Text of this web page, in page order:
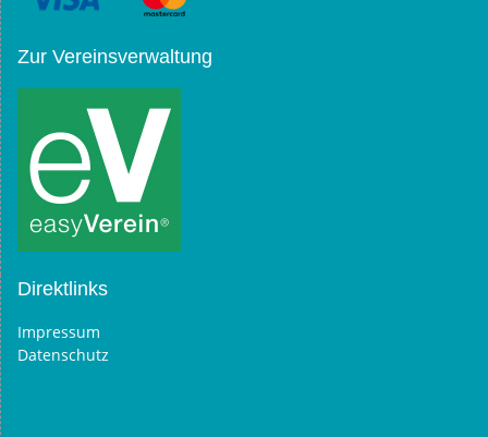
Zur Vereinsverwaltung
Direktlinks
Impressum
Datenschutz